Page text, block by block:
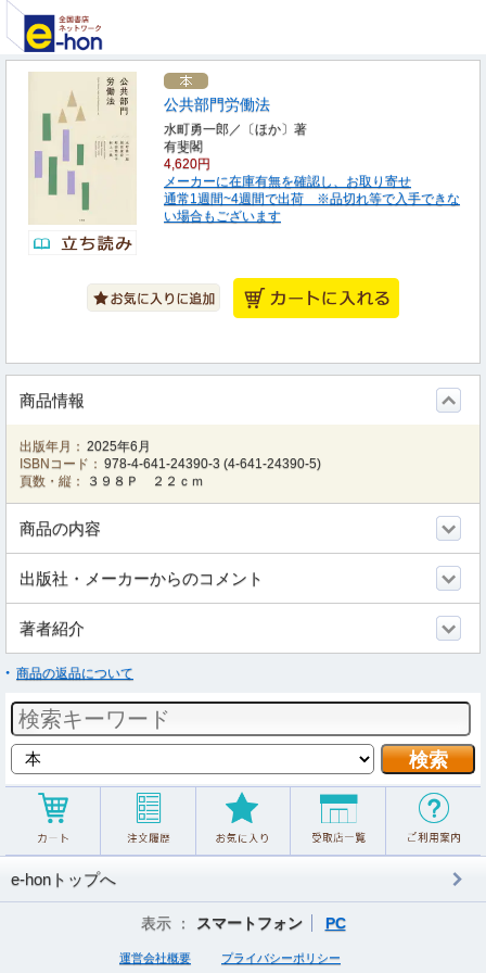
公共部門労働法
水町勇一郎／〔ほか〕著
有斐閣
4,620円
メーカーに在庫有無を確認し、お取り寄せ
通常1週間~4週間で出荷 ※品切れ等で入手できな
い場合もございます
商品情報
出版年月： 2025年6月
ISBNコード： 978-4-641-24390-3 (4-641-24390-5)
頁数・縦：
３９８Ｐ ２２ｃｍ
商品の内容
出版社・メーカーからのコメント
著者紹介
商品の返品について
e-honトップへ
表示 ： スマートフォン PC
運営会社概要 プライバシーポリシー